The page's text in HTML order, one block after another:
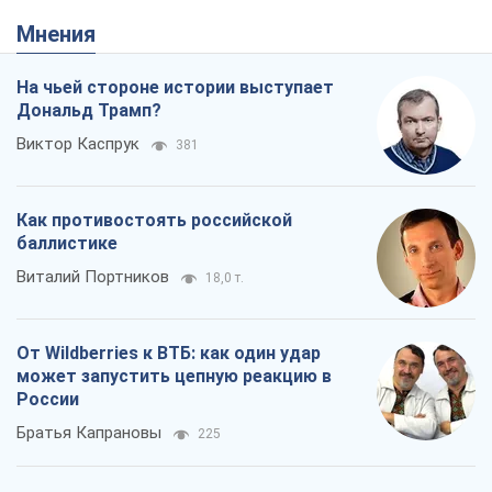
Мнения
На чьей стороне истории выступает
Дональд Трамп?
Виктор Каспрук 381
Как противостоять российской
баллистике
Виталий Портников 18,0 т.
От Wildberries к ВТБ: как один удар
может запустить цепную реакцию в
России
Братья Капрановы 225